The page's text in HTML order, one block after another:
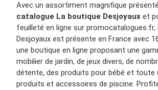
Avec un assortiment magnifique
catalogue La boutique Desjoyaux et
feuilleté en ligne sur promocatalogues.fr,
Desjoyaux est présente en France avec
une boutique en ligne proposant une
mobilier de jardin, de jeux divers, de
détente, des produits pour bébé et toute
produits et accessoires de piscine.